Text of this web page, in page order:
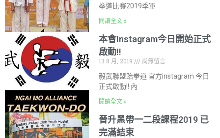
拳道比賽2019季軍
閱讀全文 »
本會Instagram今日開始正式
啟動!!
13 8 月, 2019
尚無留言
毅武聯盟跆拳道 官方instagram 今日
正式啟動!! 內
閱讀全文 »
晉升黑帶一二段課程2019 已
完滿結束